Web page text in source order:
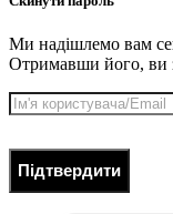
Ми надішлемо вам
Отримавши його, ви
Підтвердити